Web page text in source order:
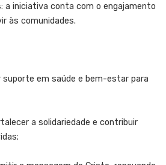
a iniciativa conta com o engajamento
às comunidades.
suporte em saúde e bem-estar para
a solidariedade e contribuir